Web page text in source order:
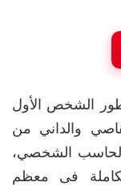
الشخص الأول
والداني من
الشخصي،
فى معظم